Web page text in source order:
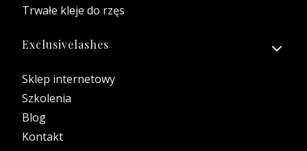
Trwałe kleje do rzęs
Exclusivelashes
Sklep internetowy
Szkolenia
Blog
Kontakt